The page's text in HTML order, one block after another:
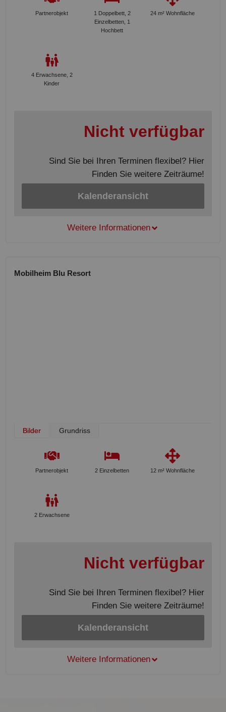
Partnerobjekt
1 Doppelbett, 2
Einzelbetten, 1
Hochbett
24 m² Wohnfläche
4 Erwachsene, 2
Kinder
Nicht verfügbar
Sind Sie bei Ihren Terminen flexibel? Hier
Finden Sie weitere Zeiträume!
Kalenderansicht
Weitere Informationen
Mobilheim Blu Resort
Bilder Grundriss
Partnerobjekt 2 Einzelbetten 12 m² Wohnfläche
2 Erwachsene
Nicht verfügbar
Sind Sie bei Ihren Terminen flexibel? Hier
Finden Sie weitere Zeiträume!
Kalenderansicht
Weitere Informationen